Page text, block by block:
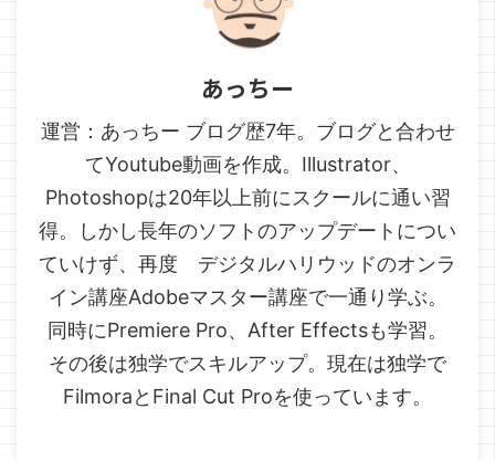
あっちー
運営：あっちー ブログ歴7年。ブログと合わせ
てYoutube動画を作成。Illustrator、
Photoshopは20年以上前にスクールに通い習
得。しかし長年のソフトのアップデートについ
ていけず、再度 デジタルハリウッドのオンラ
イン講座Adobeマスター講座で一通り学ぶ。
同時にPremiere Pro、After Effectsも学習。
その後は独学でスキルアップ。現在は独学で
FilmoraとFinal Cut Proを使っています。